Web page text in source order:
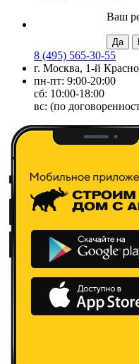
Ваш
8 (495) 565-30-55
г. Москва, 1-й
пн-пт: 9:00-20:00
сб: 10:00-18:00
вс: (по